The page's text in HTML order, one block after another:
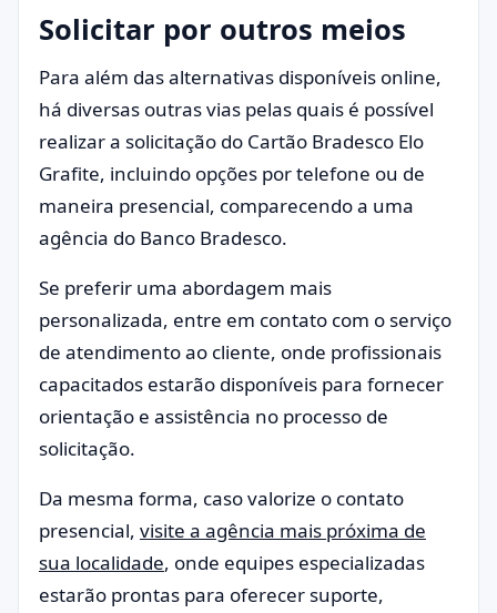
Solicitar por outros meios
Para além das alternativas disponíveis online,
há diversas outras vias pelas quais é possível
realizar a solicitação do Cartão Bradesco Elo
Grafite, incluindo opções por telefone ou de
maneira presencial, comparecendo a uma
agência do Banco Bradesco.
Se preferir uma abordagem mais
personalizada, entre em contato com o serviço
de atendimento ao cliente, onde profissionais
capacitados estarão disponíveis para fornecer
orientação e assistência no processo de
solicitação.
Da mesma forma, caso valorize o contato
presencial, visite a agência mais próxima de
sua localidade, onde equipes especializadas
estarão prontas para oferecer suporte,